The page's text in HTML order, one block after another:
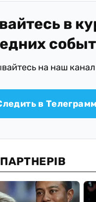
в
на наш канал
в